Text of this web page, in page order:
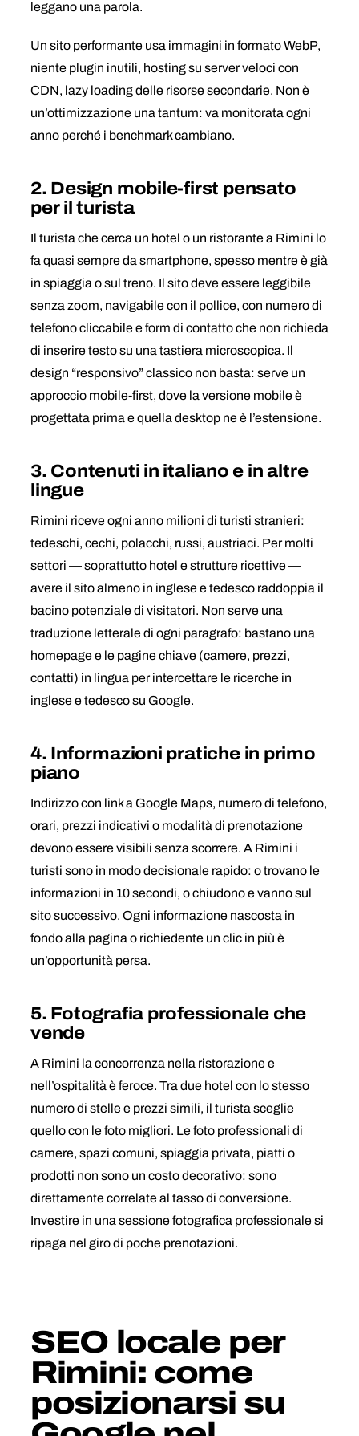
leggano una parola.
Un sito performante usa immagini in formato WebP,
niente plugin inutili, hosting su server veloci con
CDN, lazy loading delle risorse secondarie. Non è
un’ottimizzazione una tantum: va monitorata ogni
anno perché i benchmark cambiano.
2. Design mobile-first pensato
per il turista
Il turista che cerca un hotel o un ristorante a Rimini lo
fa quasi sempre da smartphone, spesso mentre è già
in spiaggia o sul treno. Il sito deve essere leggibile
senza zoom, navigabile con il pollice, con numero di
telefono cliccabile e form di contatto che non richieda
di inserire testo su una tastiera microscopica. Il
design “responsivo” classico non basta: serve un
approccio mobile-first, dove la versione mobile è
progettata prima e quella desktop ne è l’estensione.
3. Contenuti in italiano e in altre
lingue
Rimini riceve ogni anno milioni di turisti stranieri:
tedeschi, cechi, polacchi, russi, austriaci. Per molti
settori — soprattutto hotel e strutture ricettive —
avere il sito almeno in inglese e tedesco raddoppia il
bacino potenziale di visitatori. Non serve una
traduzione letterale di ogni paragrafo: bastano una
homepage e le pagine chiave (camere, prezzi,
contatti) in lingua per intercettare le ricerche in
inglese e tedesco su Google.
4. Informazioni pratiche in primo
piano
Indirizzo con link a Google Maps, numero di telefono,
orari, prezzi indicativi o modalità di prenotazione
devono essere visibili senza scorrere. A Rimini i
turisti sono in modo decisionale rapido: o trovano le
informazioni in 10 secondi, o chiudono e vanno sul
sito successivo. Ogni informazione nascosta in
fondo alla pagina o richiedente un clic in più è
un’opportunità persa.
5. Fotografia professionale che
vende
A Rimini la concorrenza nella ristorazione e
nell’ospitalità è feroce. Tra due hotel con lo stesso
numero di stelle e prezzi simili, il turista sceglie
quello con le foto migliori. Le foto professionali di
camere, spazi comuni, spiaggia privata, piatti o
prodotti non sono un costo decorativo: sono
direttamente correlate al tasso di conversione.
Investire in una sessione fotografica professionale si
ripaga nel giro di poche prenotazioni.
SEO locale per
Rimini: come
posizionarsi su